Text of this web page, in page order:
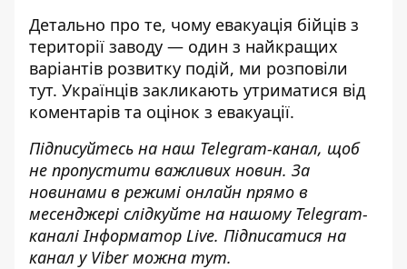
Детально про те, чому евакуація бійців з
території заводу — один з найкращих
варіантів розвитку подій, ми розповіли
тут. Українців закликають утриматися від
коментарів та оцінок з евакуації.
Підписуйтесь на наш Telegram-канал, щоб
не пропустити важливих новин. За
новинами в режимі онлайн прямо в
месенджері слідкуйте на нашому Telegram-
каналіІнформатор Live. Підписатися на
канал у Viber можна тут.